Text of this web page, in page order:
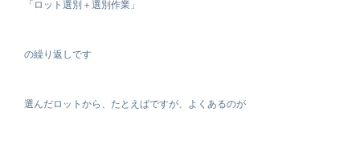
「ロット選別＋選別作業」
の繰り返しです
選んだロットから、たとえばですが、よくあるのが